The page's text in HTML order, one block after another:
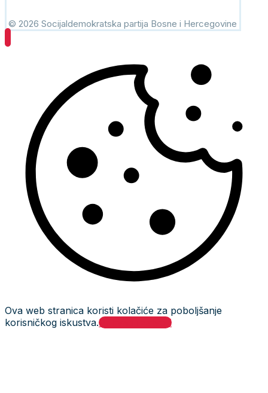
© 2026 Socijaldemokratska partija Bosne i Hercegovine
Ova web stranica koristi kolačiće za poboljšanje
korisničkog iskustva.Prihvati i zatvori